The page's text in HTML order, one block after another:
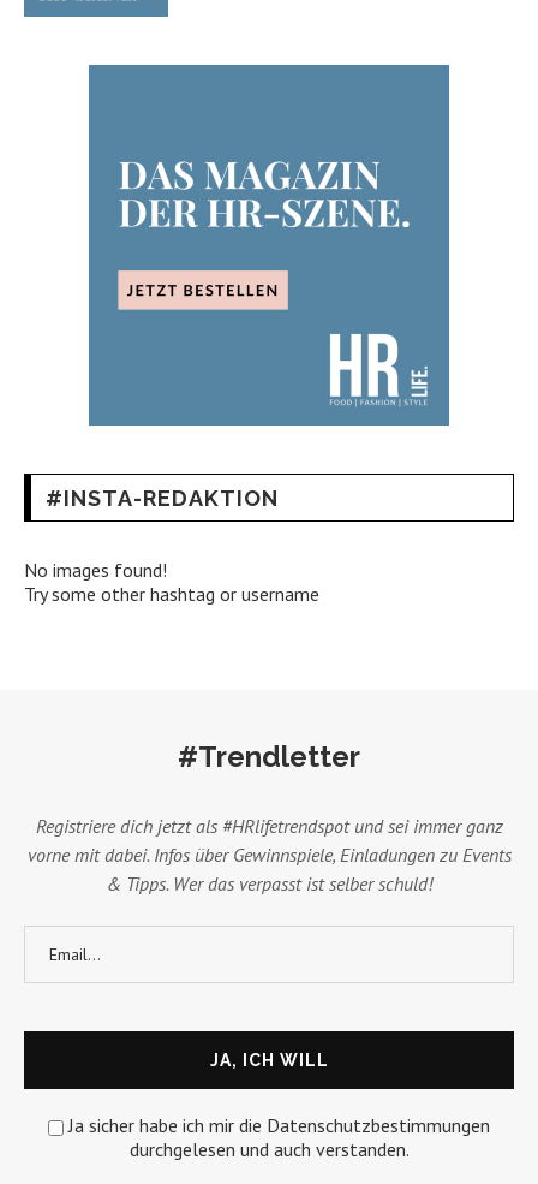
#INSTA-REDAKTION
No images found!
Try some other hashtag or username
#Trendletter
Registriere dich jetzt als #HRlifetrendspot und sei immer ganz
vorne mit dabei. Infos über Gewinnspiele, Einladungen zu Events
& Tipps. Wer das verpasst ist selber schuld!
Ja sicher habe ich mir die Datenschutzbestimmungen
durchgelesen und auch verstanden.